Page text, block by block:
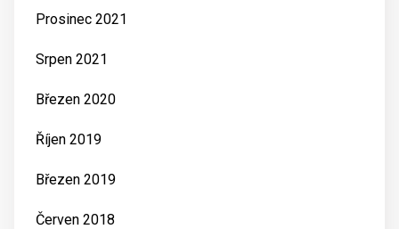
Prosinec 2021
Srpen 2021
Březen 2020
Říjen 2019
Březen 2019
Červen 2018